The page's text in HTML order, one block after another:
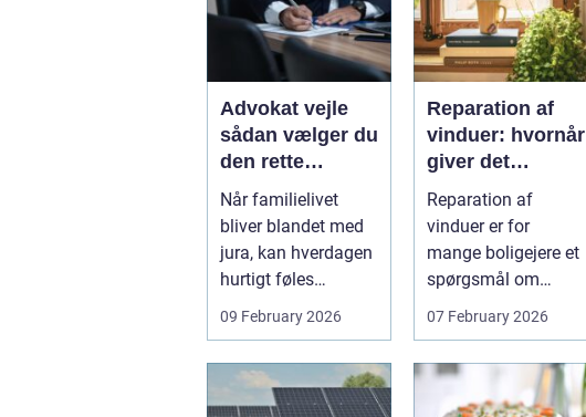
Advokat vejle
sådan vælger du
den rette
familieretsadvok
at
Når familielivet
bliver blandet med
jura, kan hverdagen
hurtigt føles
uoverskuelig.
Uenighed om børn...
09 February 2026
Reparation af
vinduer: hvornår
giver det
mening, og hvad
skal du vælge?
Reparation af
vinduer er for
mange boligejere et
spørgsmål om
balance. På den
07 February 2026